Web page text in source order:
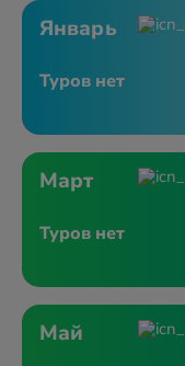
Январь
Туров нет
Март
Туров нет
Май